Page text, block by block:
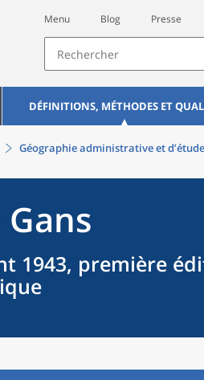
Menu Blog Presse
DÉFINITIONS, MÉTHODES ET
Géographie administrative et d’étude
Gans
1943, première